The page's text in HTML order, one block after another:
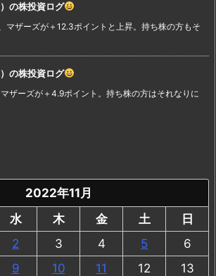
の株投資ログ
マザーズが＋12.3ポイントと上昇。持ち株の方もそ
の株投資ログ
ザーズが＋4.9ポイント。持ち株の方はそれなりに
2022年11月
水 木 金 土
日
2 3 4 5
6
9 10 11 12
13